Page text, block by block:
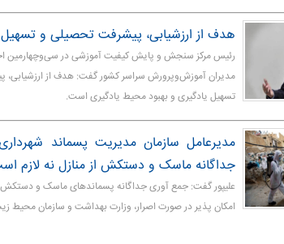
هدف از ارزشیابی، پیشرفت تحصیلی و
رئیس مرکز سنجش و پایش کیفیت آموزشی در سی‌وچهارمین
مدیران آموزش‌وپرورش سراسر کشور گفت: هدف از
تسهیل یادگیری و بهبود محیط یادگیری است.
مدیرعامل سازمان مدیریت پسماند
جداگانه ماسک و دستکش از منازل نه لازم
علیپور گفت: جمع آوری جداگانه پسماندهای ماسک و دستکش
امکان پذیر در صورت اصرار، وزارت بهداشت و سازمان محیط